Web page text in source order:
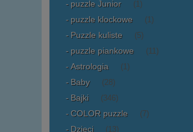
puzzle Junior (1)
puzzle klockowe (1)
Puzzle kuliste (5)
puzzle piankowe (11)
Astrologia (1)
Baby (28)
Bajki (346)
COLOR puzzle (7)
Dzieci (13)